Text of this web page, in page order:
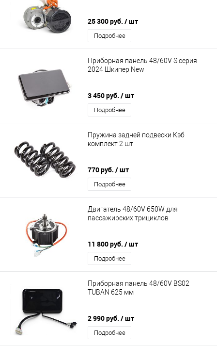
25 300 руб. / шт
Подробнее
Приборная панель 48/60V S серия
2024 Шкипер New
3 450 руб. / шт
Подробнее
Пружина задней подвески Кэб
комплект 2 шт
770 руб. / шт
Подробнее
Двигатель 48/60V 650W для
пассажирских трициклов
11 800 руб. / шт
Подробнее
Приборная панель 48/60V BS02
TUBAN 625 мм
2 990 руб. / шт
Подробнее